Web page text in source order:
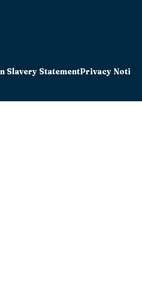
Slavery StatementPrivacy Notice